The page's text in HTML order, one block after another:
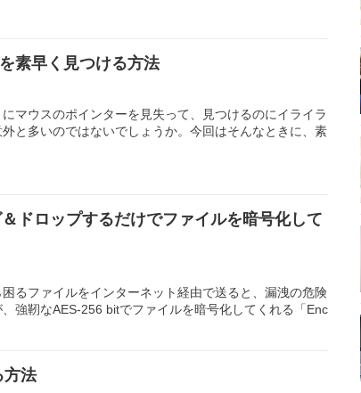
素早く見つける方法
マウスのポインターを見失って、見つけるのにイライラ
と多いのではないでしょうか。今回はそんなときに、素
ドロップするだけでファイルを暗号化して
るファイルをインターネット経由で送ると、漏洩の危険
強靭なAES-256 bitでファイルを暗号化してくれる「Enc
方法